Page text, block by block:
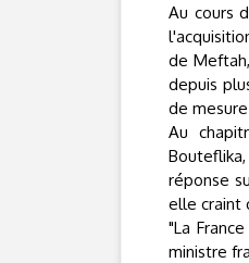
Au cours
de
depuis
de
Au
réponse
elle craint
"La
ministre